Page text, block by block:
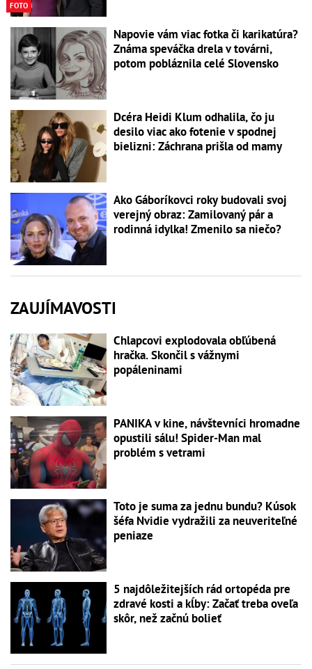
FOTO
Napovie vám viac fotka či karikatúra?
Známa speváčka drela v továrni,
potom pobláznila celé Slovensko
Dcéra Heidi Klum odhalila, čo ju
desilo viac ako fotenie v spodnej
bielizni: Záchrana prišla od mamy
Ako Gáboríkovci roky budovali svoj
verejný obraz: Zamilovaný pár a
rodinná idylka! Zmenilo sa niečo?
ZAUJÍMAVOSTI
Chlapcovi explodovala obľúbená
hračka. Skončil s vážnymi
popáleninami
PANIKA v kine, návštevníci hromadne
opustili sálu! Spider-Man mal
problém s vetrami
Toto je suma za jednu bundu? Kúsok
šéfa Nvidie vydražili za neuveriteľné
peniaze
5 najdôležitejších rád ortopéda pre
zdravé kosti a kĺby: Začať treba oveľa
skôr, než začnú bolieť